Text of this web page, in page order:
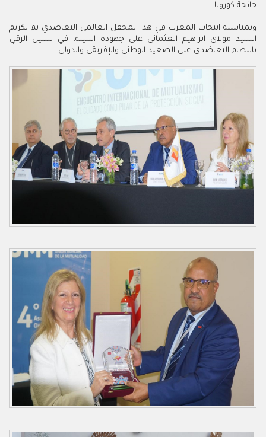
جائحة كورونا.
وبمناسبة انتخاب المغرب في هذا المحفل العالمي التعاضدي تم تكريم
السيد مولاي ابراهيم العثماني على جهوده النبيلة، في سبيل الرقي
بالنظام التعاضدي على الصعيد الوطني والإفريقي والدولي.